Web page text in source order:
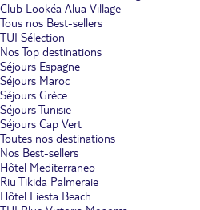
Club Lookéa Alua Village
Tous nos Best-sellers
TUI Sélection
Nos Top destinations
Séjours Espagne
Séjours Maroc
Séjours Grèce
Séjours Tunisie
Séjours Cap Vert
Toutes nos destinations
Nos Best-sellers
Hôtel Mediterraneo
Riu Tikida Palmeraie
Hôtel Fiesta Beach